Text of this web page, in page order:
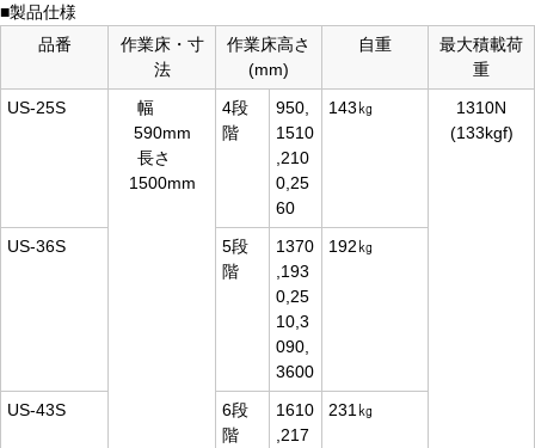
■製品仕様
品番
作業床・寸
法
作業床高さ
(mm)
自重
最大積載荷
重
US-25S
幅
590mm
長さ
1500mm
4段
階
950,
1510
,210
0,25
60
143㎏
1310N
(133kgf)
US-36S
5段
階
1370
,193
0,25
10,3
090,
3600
192㎏
US-43S
6段
階
1610
,217
231㎏